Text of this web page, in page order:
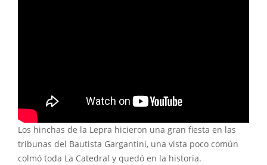
Los hinchas de la Lepra hicieron una gran fiesta en las
tribunas del Bautista Gargantini, una vista poco común
colmó toda La Catedral y quedó en la historia.